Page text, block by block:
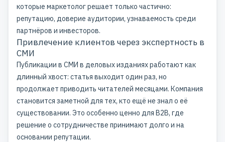
которые маркетолог решает только частично:
репутацию, доверие аудитории, узнаваемость среди
партнёров и инвесторов.
Привлечение клиентов через экспертность в
СМИ
Публикации в СМИ в деловых изданиях работают как
длинный хвост: статья выходит один раз, но
продолжает приводить читателей месяцами. Компания
становится заметной для тех, кто ещё не знал о её
существовании. Это особенно ценно для B2B, где
решение о сотрудничестве принимают долго и на
основании репутации.